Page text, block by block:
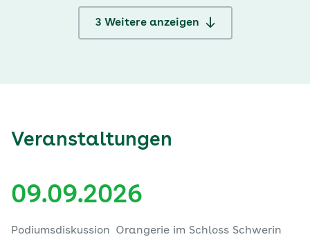
3 Weitere anzeigen
Veranstaltungen
09.09.2026
Podiumsdiskussion Orangerie im Schloss Schwerin